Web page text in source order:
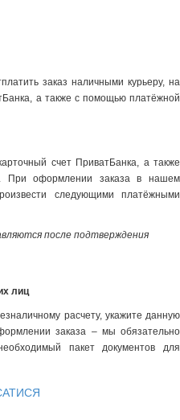
заказ наличными курьеру, на
а также с помощью платёжной
счет ПриватБанка, а также
При оформлении заказа в нашем
следующими платёжными
после подтверждения
лиц
расчету, укажите данную
заказа – мы обязательно
пакет документов для